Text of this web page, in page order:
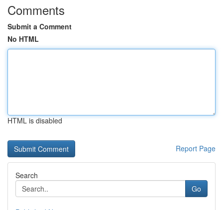
Comments
Submit a Comment
No HTML
HTML is disabled
Report Page
Search
Go